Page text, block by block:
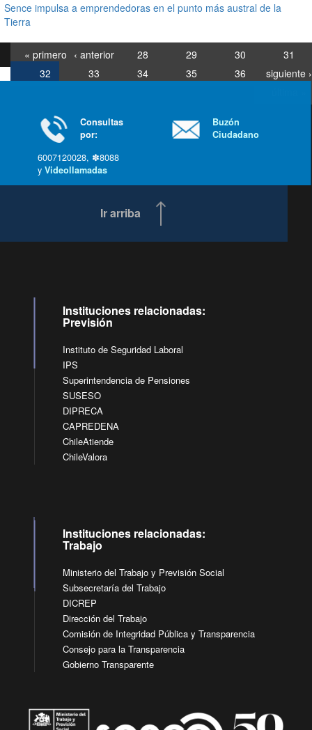
Sence impulsa a emprendedoras en el punto más austral de la
Tierra
« primero ‹ anterior 28 29 30
31
32
33 34 35 36
siguiente ›
Consultas
por:
6007120028, ✽8088
yVideollamadas
Buzón
Ciudadano
Ir arriba
Instituciones relacionadas:
Previsión
Instituto de Seguridad Laboral
IPS
Superintendencia de Pensiones
SUSESO
DIPRECA
CAPREDENA
ChileAtiende
ChileValora
Instituciones relacionadas:
Trabajo
Ministerio del Trabajo y Previsión Social
Subsecretaría del Trabajo
DICREP
Dirección del Trabajo
Comisión de Integridad Pública y Transparencia
Consejo para la Transparencia
Gobierno Transparente